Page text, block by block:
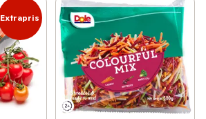
Extrapris